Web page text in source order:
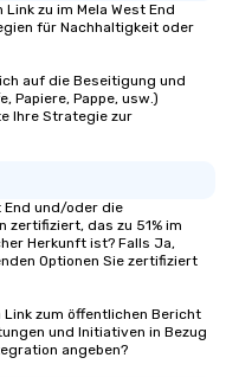
zu im Mela West End
für Nachhaltigkeit oder
auf die Beseitigung und
Papiere, Pappe, usw.)
Ihre Strategie zur
End und/oder die
zertifiziert, das zu 51% im
Herkunft ist? Falls Ja,
Optionen Sie zertifiziert
zum öffentlichen Bericht
und Initiativen in Bezug
angeben?